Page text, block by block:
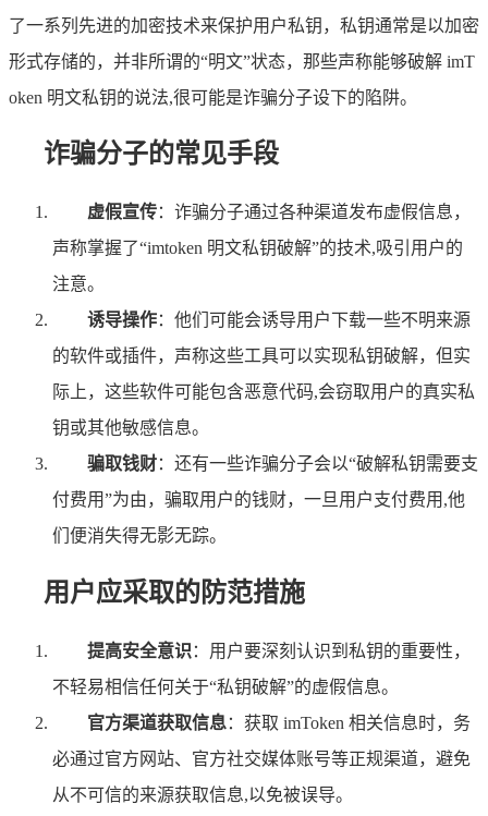
了一系列先进的加密技术来保护用户私钥，私钥通常是以加密
形式存储的，并非所谓的“明文”状态，那些声称能够破解 imT
oken 明文私钥的说法,很可能是诈骗分子设下的陷阱。
诈骗分子的常见手段
虚假宣传：诈骗分子通过各种渠道发布虚假信息，
声称掌握了“imtoken 明文私钥破解”的技术,吸引用户的
注意。
诱导操作：他们可能会诱导用户下载一些不明来源
的软件或插件，声称这些工具可以实现私钥破解，但实
际上，这些软件可能包含恶意代码,会窃取用户的真实私
钥或其他敏感信息。
骗取钱财：还有一些诈骗分子会以“破解私钥需要支
付费用”为由，骗取用户的钱财，一旦用户支付费用,他
们便消失得无影无踪。
用户应采取的防范措施
提高安全意识 ：用户要深刻认识到私钥的重要性，
不轻易相信任何关于“私钥破解”的虚假信息。
官方渠道获取信息：获取 imToken 相关信息时，务
必通过官方网站、官方社交媒体账号等正规渠道，避免
从不可信的来源获取信息,以免被误导。